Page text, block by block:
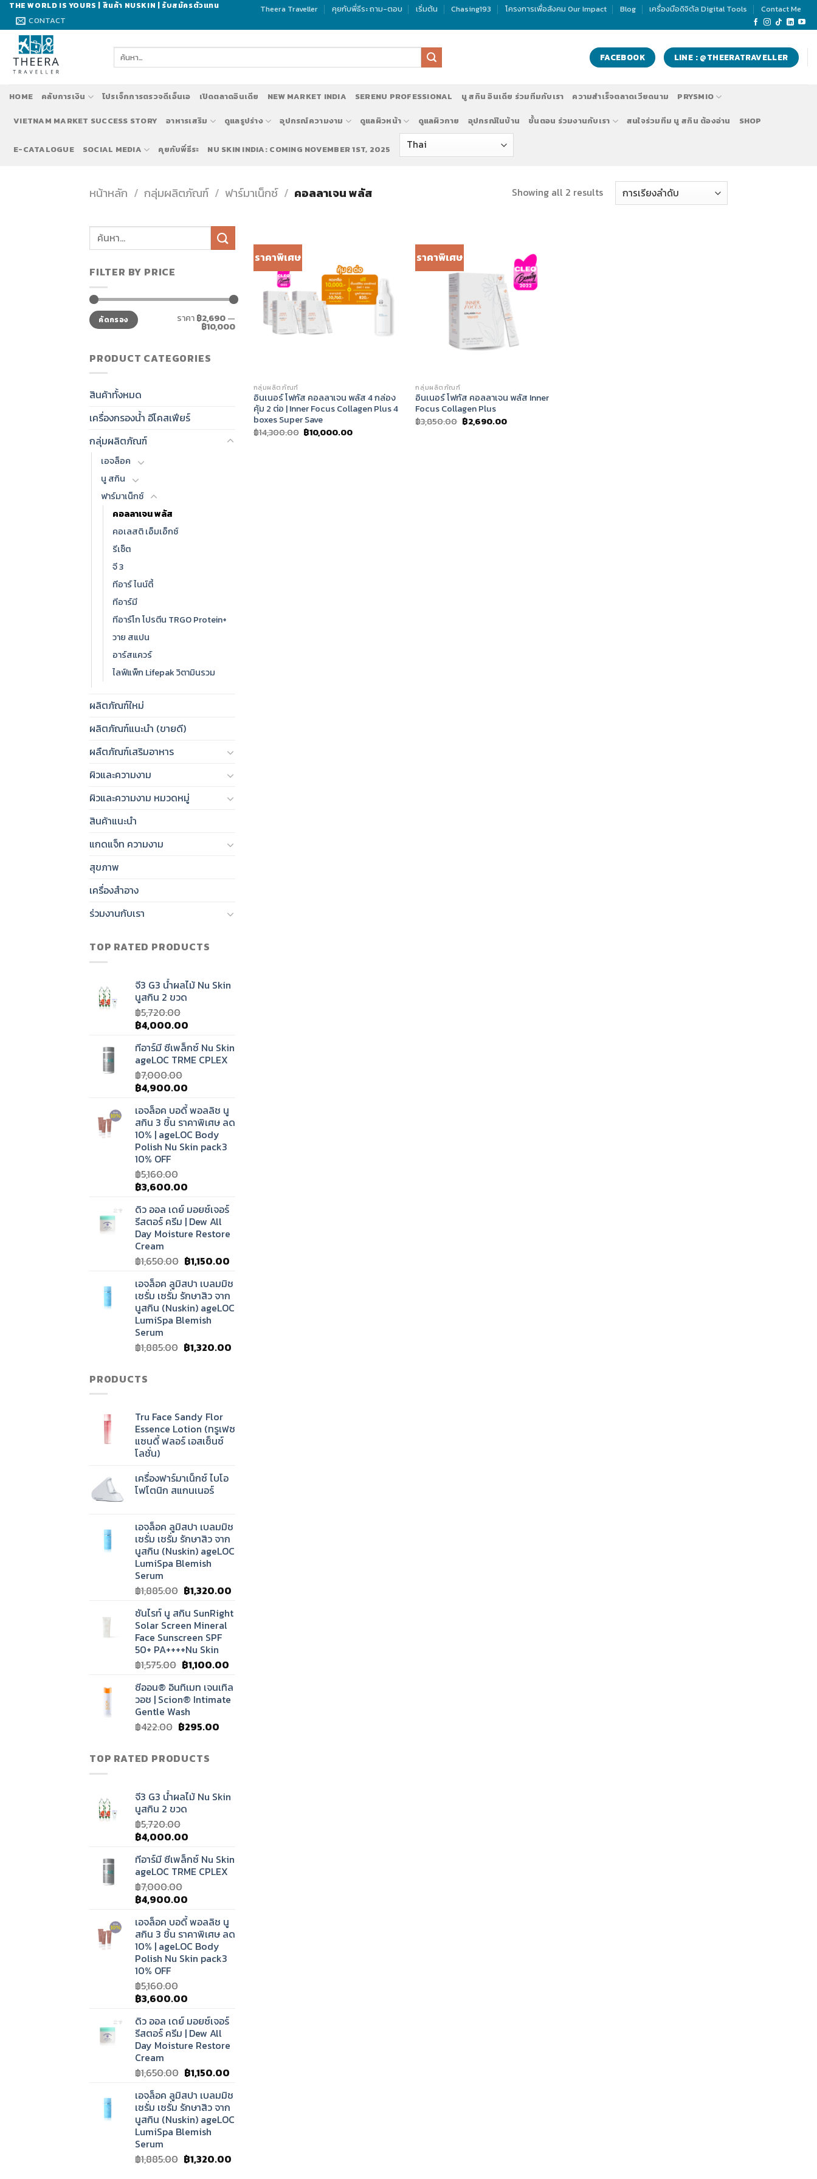
Skip
content
THE WORLD IS YOURS | สินค้า NUSKIN | รับสมัครตัวแทน
CONTACT
Theera Traveller คุยกับพี่ธีระ ถาม-ตอบ เริ่มต้น Chasing193 โครงการเพื่อสังคม Our Impact Blog เครื่องมือดิจิตัล Digital Tools Contact Me
ค้นหา: FACEBOOK LINE : @THEERATRAVELLER
HOME คลับการเงิน โปรเจ็กการตรวจดีเอ็นเอ เปิดตลาดอินเดีย NEW MARKET INDIA SERENU PROFESSIONAL นู สกิน อินเดีย ร่วมทีมกับเรา ความสำเร็จตลาดเวียดนาม PRYSMIO
VIETNAM MARKET SUCCESS STORY อาหารเสริม ดูแลรูปร่าง อุปกรณ์ความงาม ดูแลผิวหน้า ดูแลผิวกาย อุปกรณ์ในบ้าน ขั้นตอน ร่วมงานกับเรา สนใจร่วมทีม นู สกิน ต้องอ่าน SHOP
E-CATALOGUE SOCIAL MEDIA คุยกับพี่ธีระ NU SKIN INDIA: COMING NOVEMBER 1ST, 2025
หน้าหลัก / กลุ่มผลิตภัณฑ์ / ฟาร์มาเน็กซ์ / คอลลาเจน พลัส Showing all 2 results
FILTER BY PRICE
ราคา
ต่ำ
สุด
ราคา
สูงสุดคัดกรอง ราคา฿2,690—
฿10,000
PRODUCT CATEGORIES
สินค้าทั้งหมด
เครื่องกรองน้ำ อีโคสเฟียร์
กลุ่มผลิตภัณฑ์
เอจล็อค
นู สกิน
ฟาร์มาเน็กซ์
คอลลาเจน พลัส
คอเลสติ เอ็มเอ็กซ์
รีเซ็ต
จี 3
ทีอาร์ ไนน์ตี้
ทีอาร์มี
ทีอาร์โก โปรตีน TRGO Protein+
วาย สแปน
อาร์สแควร์
ไลฟ์แพ็ก Lifepak วิตามินรวม
ผลิตภัณฑ์ใหม่
ผลิตภัณฑ์แนะนำ (ขายดี)
ผลืตภัณฑ์เสริมอาหาร
ผิวและความงาม
ผิวและความงาม หมวดหมู่
สินค้าแนะนำ
แกดแจ็ท ความงาม
สุขภาพ
เครื่องสำอาง
ร่วมงานกับเรา
TOP RATED PRODUCTS
จี3 G3 น้ำผลไม้ Nu Skin
นูสกิน 2 ขวด
฿5,720.00
Original
was:
฿5,720.00.
฿4,000.00
is:
฿4,000.00.
ทีอาร์มี ซีเพล็กซ์ Nu Skin
ageLOC TRME CPLEX
฿7,000.00
Original
was:
฿7,000.00.
฿4,900.00
is:
฿4,900.00.
เอจล็อค บอดี้ พอลลิช นู
สกิน 3 ชิ้น ราคาพิเศษ ลด
10% | ageLOC Body
Polish Nu Skin pack3
10% OFF
฿5,160.00
Original
was:
฿5,160.00.
฿3,600.00
is:
฿3,600.00.
ดิว ออล เดย์ มอยซ์เจอร์
รีสตอร์ ครีม | Dew All
Day Moisture Restore
Cream
฿1,650.00 Original
was:
฿1,650.00.
฿1,150.00Current
is:
฿1,150.00.
เอจล็อค ลูมิสปา เบลมมิช
เซรั่ม เซรั่ม รักษาสิว จาก
นูสกิน (Nuskin) ageLOC
LumiSpa Blemish
Serum
฿1,885.00 Original
฿1,320.00Current
PRODUCTS
Tru Face Sandy Flor
Essence Lotion (ทรูเฟซ
แซนดี้​ ฟลอร์ เอสเซ็นซ์
โลชั่น)
เครื่องฟาร์มาเน็กซ์ ไบโอ
โฟโตนิก สแกนเนอร์
เอจล็อค ลูมิสปา เบลมมิช
เซรั่ม เซรั่ม รักษาสิว จาก
นูสกิน (Nuskin) ageLOC
LumiSpa Blemish
Serum
฿1,885.00 Original
was:
฿1,885.00.
฿1,320.00Current
is:
ซันไรท์ นู สกิน SunRight
Solar Screen Mineral
Face Sunscreen SPF
50+ PA++++Nu Skin
฿1,575.00 Original
was:
฿1,575.00.
฿1,100.00Current
is:
฿1,100.00.
ซีออน® อินทิเมท เจนเทิล
วอช | Scion® Intimate
Gentle Wash
฿422.00 Original
was:
฿422.00.
฿295.00Current
TOP RATED PRODUCTS
จี3 G3 น้ำผลไม้ Nu Skin
นูสกิน 2 ขวด
฿5,720.00
Original
was:
฿5,720.00.
฿4,000.00
is:
฿4,000.00.
ทีอาร์มี ซีเพล็กซ์ Nu Skin
ageLOC TRME CPLEX
฿7,000.00
Original
was:
฿7,000.00.
฿4,900.00
is:
฿4,900.00.
เอจล็อค บอดี้ พอลลิช นู
สกิน 3 ชิ้น ราคาพิเศษ ลด
10% | ageLOC Body
Polish Nu Skin pack3
10% OFF
฿5,160.00
Original
was:
฿5,160.00.
฿3,600.00
is:
฿3,600.00.
ดิว ออล เดย์ มอยซ์เจอร์
รีสตอร์ ครีม | Dew All
Day Moisture Restore
Cream
฿1,650.00 Original
was:
฿1,650.00.
฿1,150.00Current
is:
฿1,150.00.
เอจล็อค ลูมิสปา เบลมมิช
เซรั่ม เซรั่ม รักษาสิว จาก
นูสกิน (Nuskin) ageLOC
LumiSpa Blemish
Serum
฿1,885.00 Original
฿1,320.00Current
ราคาพิเศษ
กลุ่มผลิตภัณฑ์
อินเนอร์ โฟกัส คอลลาเจน พลัส 4 กล่อง
คุ้ม 2 ต่อ | Inner Focus Collagen Plus 4
boxes Super Save
฿14,300.00 Original
price
฿10,000.00Current
ราคาพิเศษ
กลุ่มผลิตภัณฑ์
อินเนอร์ โฟกัส คอลลาเจน พลัส Inner
Focus Collagen Plus
฿3,850.00 Original
price
฿2,690.00Current